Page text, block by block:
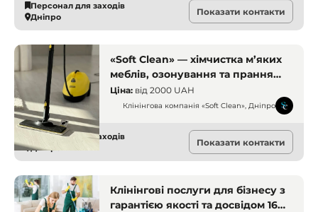
Персонал для заходів
Дніпро
Показати контакти
«Soft Clean» — хімчистка м’яких
меблів, озонування та прання
текстилю в Дніпрі
Ціна: від 2000 UAH
Клінінгова компанія «Soft Clean», Дніпро
Персонал для заходів
Дніпро
Показати контакти
Клінінгові послуги для бізнесу з
гарантією якості та досвідом 16